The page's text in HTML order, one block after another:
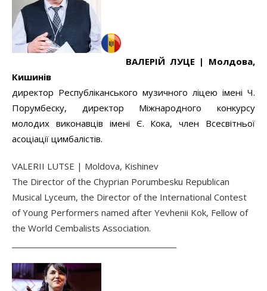
ВАЛЕРІЙ ЛУЦЕ | Молдова,
Кишинів
директор Республіканського музичного ліцею імені Ч.
Порумбеску, директор Міжнародного конкурсу
молодих виконавців імені Є. Кока, член Всесвітньої
асоціації цимбалістів.
VALERII LUTSE | Moldova, Kishinev
The Director of the Chyprian Porumbesku Republican
Musical Lyceum, the Director of the International Contest
of Young Performers named after Yevhenii Kok, Fellow of
the World Cembalists Association.